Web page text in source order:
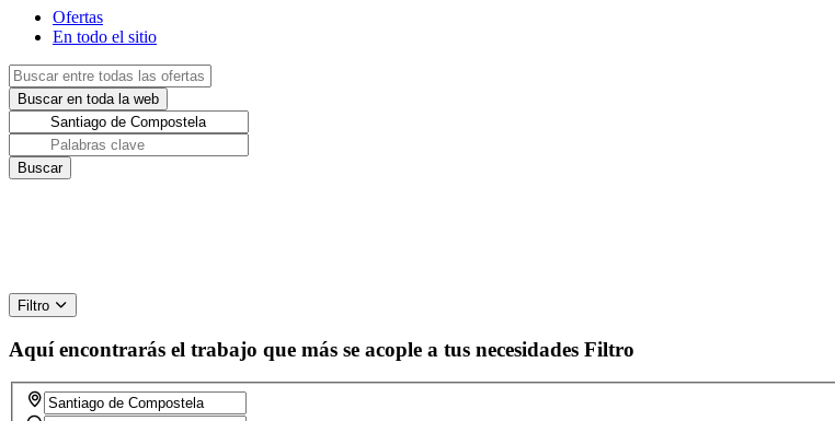
Ofertas
En todo el sitio
Filtro
Aquí encontrarás el trabajo que más se acople a tus necesidades Filtro